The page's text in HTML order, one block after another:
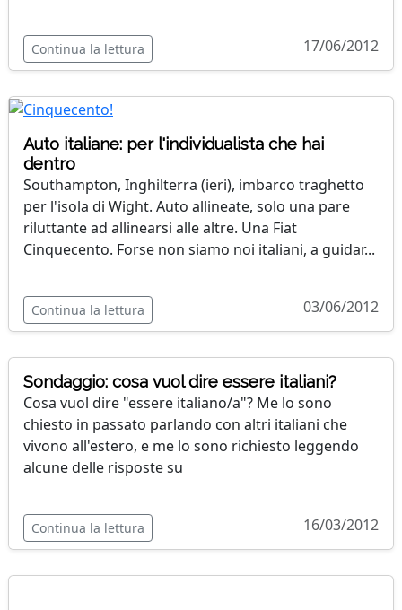
Continua la lettura 17/06/2012
Auto italiane: per l'individualista che hai
dentro
Southampton, Inghilterra (ieri), imbarco traghetto
per l'isola di Wight. Auto allineate, solo una pare
riluttante ad allinearsi alle altre. Una Fiat
Cinquecento. Forse non siamo noi italiani, a guidar...
Continua la lettura 03/06/2012
Sondaggio: cosa vuol dire essere italiani?
Cosa vuol dire "essere italiano/a"? Me lo sono
chiesto in passato parlando con altri italiani che
vivono all'estero, e me lo sono richiesto leggendo
alcune delle risposte su
Continua la lettura 16/03/2012